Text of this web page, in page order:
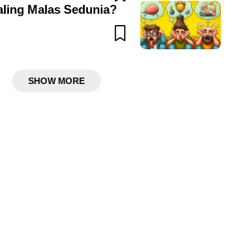
Malas Sedunia?
SHOW MORE